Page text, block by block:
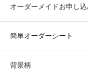
オーダーメイドお申し
簡単オーダーシート
背景柄